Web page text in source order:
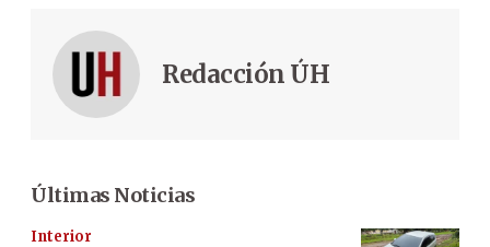
Redacción ÚH
Últimas Noticias
Interior